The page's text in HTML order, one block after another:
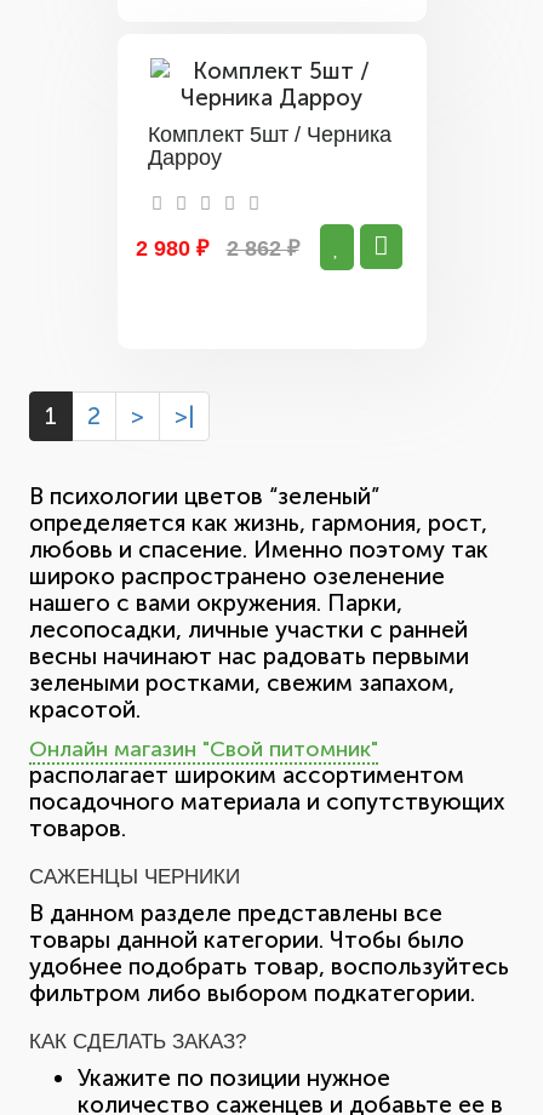
Комплект 5шт / Черника
Дарроу
2 980 ₽ 2 862 ₽
1 2 > >|
В психологии цветов “зеленый”
определяется как жизнь, гармония, рост,
любовь и спасение. Именно поэтому так
широко распространено озеленение
нашего с вами окружения. Парки,
лесопосадки, личные участки с ранней
весны начинают нас радовать первыми
зелеными ростками, свежим запахом,
красотой.
Онлайн магазин "Свой питомник"
располагает широким ассортиментом
посадочного материала и сопутствующих
товаров.
САЖЕНЦЫ ЧЕРНИКИ
В данном разделе представлены все
товары данной категории. Чтобы было
удобнее подобрать товар, воспользуйтесь
фильтром либо выбором подкатегории.
КАК СДЕЛАТЬ ЗАКАЗ?
Укажите по позиции нужное
количество саженцев и добавьте ее в